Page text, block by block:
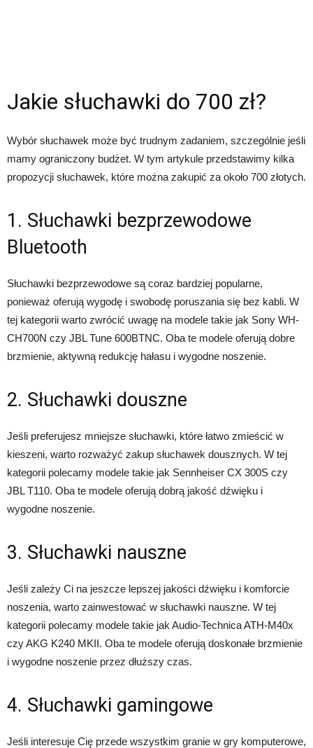
Jakie słuchawki do 700 zł?
Wybór słuchawek może być trudnym zadaniem, szczególnie jeśli
mamy ograniczony budżet. W tym artykule przedstawimy kilka
propozycji słuchawek, które można zakupić za około 700 złotych.
1. Słuchawki bezprzewodowe
Bluetooth
Słuchawki bezprzewodowe są coraz bardziej popularne,
ponieważ oferują wygodę i swobodę poruszania się bez kabli. W
tej kategorii warto zwrócić uwagę na modele takie jak Sony WH-
CH700N czy JBL Tune 600BTNC. Oba te modele oferują dobre
brzmienie, aktywną redukcję hałasu i wygodne noszenie.
2. Słuchawki douszne
Jeśli preferujesz mniejsze słuchawki, które łatwo zmieścić w
kieszeni, warto rozważyć zakup słuchawek dousznych. W tej
kategorii polecamy modele takie jak Sennheiser CX 300S czy
JBL T110. Oba te modele oferują dobrą jakość dźwięku i
wygodne noszenie.
3. Słuchawki nauszne
Jeśli zależy Ci na jeszcze lepszej jakości dźwięku i komforcie
noszenia, warto zainwestować w słuchawki nauszne. W tej
kategorii polecamy modele takie jak Audio-Technica ATH-M40x
czy AKG K240 MKII. Oba te modele oferują doskonałe brzmienie
i wygodne noszenie przez dłuższy czas.
4. Słuchawki gamingowe
Jeśli interesuje Cię przede wszystkim granie w gry komputerowe,